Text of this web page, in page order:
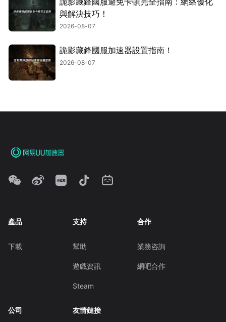
與解決技巧！
2026-08-07
詭影藏鋒國服加速器設置指南！
2026-08-07
產品
下載
支持
幫助
遊戲資訊
Steam
合作
業務咨詢
網吧合作
公司 友情鏈接